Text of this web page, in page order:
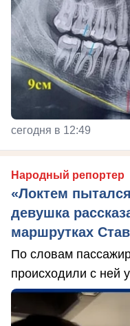
сегодня в 12:49
Народный репортер
«Локтем
девушка
маршрутках
По словам
происходили с ней